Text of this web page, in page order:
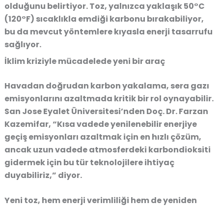
olduğunu belirtiyor. Toz, yalnızca yaklaşık 50°C
(120°F) sıcaklıkla emdiği karbonu bırakabiliyor,
bu da mevcut yöntemlere kıyasla enerji tasarrufu
sağlıyor.
İklim kriziyle mücadelede yeni bir araç
Havadan doğrudan karbon yakalama, sera gazı
emisyonlarını azaltmada kritik bir rol oynayabilir.
San Jose Eyalet Üniversitesi’nden Doç. Dr. Farzan
Kazemifar, “Kısa vadede yenilenebilir enerjiye
geçiş emisyonları azaltmak için en hızlı çözüm,
ancak uzun vadede atmosferdeki karbondioksiti
gidermek için bu tür teknolojilere ihtiyaç
duyabiliriz,” diyor.
Yeni toz, hem enerji verimliliği hem de yeniden